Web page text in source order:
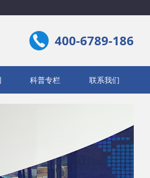
400-6789-186
科普专栏 联系我们